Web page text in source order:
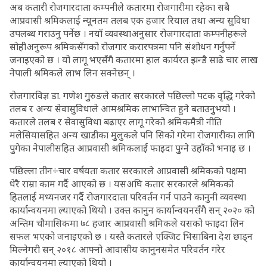
अब कतारी रोजगारदाता कम्पनीले कतारमा रोजगारीमा रहेका सबै
आप्रवासी श्रमिकलाई न्यूनतम तलब एक हजार रियाल तथा अन्य सुविधा
उपलब्ध गराउनु पर्नेछ । नयाँ व्यवस्थाअनुसार रोजगारदाता कम्पनीहरूले
सोहीअनुरूप श्रमिकसँगको रोजगार करारपत्रमा पनि संशोधन गर्नुपर्ने
जनाइएको छ । यो लागू भएसँगै कतारमा हाल कार्यरत झन्डै साढे चार लाख
नेपाली श्रमिकले लाभ लिन सक्नेछन् ।
रोजगारविज्ञ डा. गणेश गुुरुङले कतार सरकारले पछिल्लो पटक वृद्धि गरेको
तलब र अन्य सेवासुविधाले आमश्रमिक लाभान्वित हुने बताउनुुभयो ।
कतारले तलब र सेवासुविधा बढाएर लागू गरेको श्रमिकमैत्री नीति
मलेसियासहित अन्य खाडीका मुुलुकले पनि सिको गरेमा रोजगारीका लागि
पुुगेका नेपालीसहित आप्रवासी श्रमिकलाई फाइदा पुुग्ने उहाँको भनाइ छ ।
पछिल्ला तीन÷चार वर्षयता कतार सरकारले आप्रवासी श्रमिकको पक्षमा
धेरै राम्रा काम गर्दै आएको छ । यसअघि कतार सरकारले श्रमिकको
हितलाई मध्यनजर गर्दै रोजगारदाता परिवर्तन गर्न पाउने कानुनी व्यवस्था
कार्यान्वयनमा ल्याएको थियो । उक्त कानुन कार्यान्वयनसँगै सन् २०२० को
अन्तिम चौमासिकमा ७८ हजार आप्रवासी श्रमिकले यसको फाइदा लिन
सफल भएको जनाइएको छ । यस्तै कतारले एक्जिट भिसाबिना देश छाड्न
मिल्नेगरी सन् २०१८ आफ्नो आवासीय कानुनसमेत परिवर्तन गरेर
कार्यान्वयनमा ल्याएको थियो ।